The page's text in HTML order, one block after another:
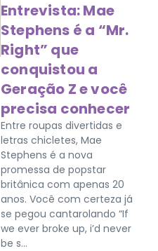
Entrevista: Mae
Stephens é a “Mr.
Right” que
conquistou a
Geração Z e você
precisa conhecer
Entre roupas divertidas e
letras chicletes, Mae
Stephens é a nova
promessa de popstar
britânica com apenas 20
anos. Você com certeza já
se pegou cantarolando “If
we ever broke up, i’d never
be s...